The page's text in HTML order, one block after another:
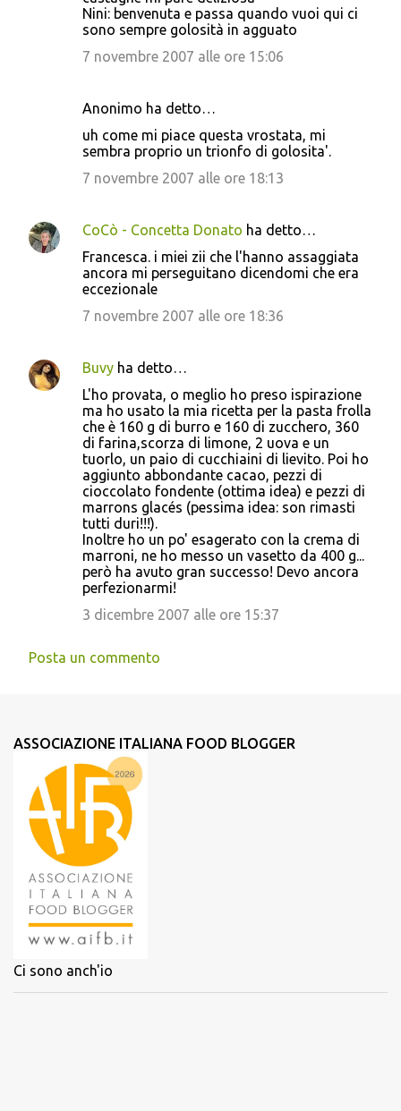
Nini: benvenuta e passa quando vuoi qui ci
sono sempre golosità in agguato
7 novembre 2007 alle ore 15:06
Anonimo ha detto…
uh come mi piace questa vrostata, mi
sembra proprio un trionfo di golosita'.
7 novembre 2007 alle ore 18:13
CoCò - Concetta Donato ha detto…
Francesca. i miei zii che l'hanno assaggiata
ancora mi perseguitano dicendomi che era
eccezionale
7 novembre 2007 alle ore 18:36
Buvy ha detto…
L'ho provata, o meglio ho preso ispirazione
ma ho usato la mia ricetta per la pasta frolla
che è 160 g di burro e 160 di zucchero, 360
di farina,scorza di limone, 2 uova e un
tuorlo, un paio di cucchiaini di lievito. Poi ho
aggiunto abbondante cacao, pezzi di
cioccolato fondente (ottima idea) e pezzi di
marrons glacés (pessima idea: son rimasti
tutti duri!!!).
Inoltre ho un po' esagerato con la crema di
marroni, ne ho messo un vasetto da 400 g...
però ha avuto gran successo! Devo ancora
perfezionarmi!
3 dicembre 2007 alle ore 15:37
Posta un commento
ASSOCIAZIONE ITALIANA FOOD BLOGGER
Ci sono anch'io